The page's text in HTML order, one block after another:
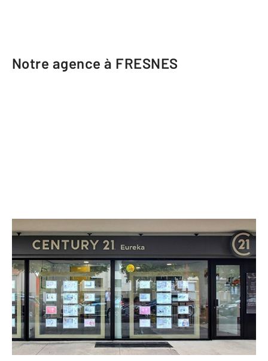
Notre agence à FRESNES
CENTURY 21 Eureka
29 avenue du 8 Mai 1945
FRESNES - 94260
Envoyer un message
Téléphoner à l'agence